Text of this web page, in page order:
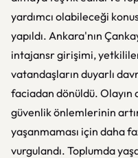
yardımcı olabileceği
yapıldı. Ankara'nın
intajansr girişimi,
vatandaşların duyarlı
faciadan dönüldü. Olayın
güvenlik önlemlerinin
yaşanmaması için daha
vurgulandı. Toplumda